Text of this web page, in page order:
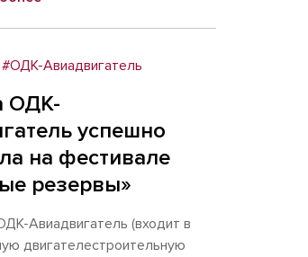
#ОДК-Авиадвигатель
ОДК-
успешно
на фестивале
резервы»
Авиадвигатель (входит в
двигателестроительную